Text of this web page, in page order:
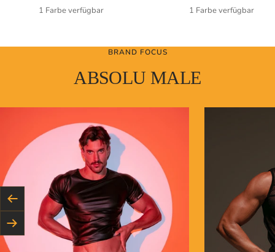
1 Farbe verfügbar 1 Farbe verfügbar
BRAND FOCUS
ABSOLU MALE
Zurück
Weiter